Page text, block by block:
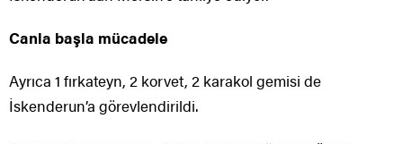
Canla başla mücadele
Ayrıca 1 fırkateyn, 2 korvet, 2 karakol gemisi de
İskenderun’a görevlendirildi.